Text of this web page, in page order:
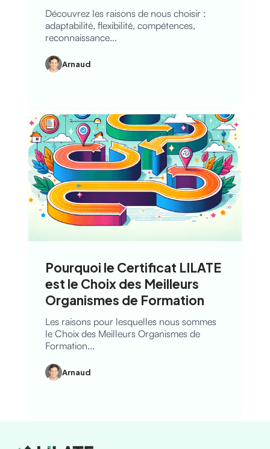
Découvrez les raisons de nous choisir :
adaptabilité, flexibilité, compétences,
reconnaissance...
Arnaud
Pourquoi le Certificat LILATE
est le Choix des Meilleurs
Organismes de Formation
Les raisons pour lesquelles nous sommes
le Choix des Meilleurs Organismes de
Formation...
Arnaud